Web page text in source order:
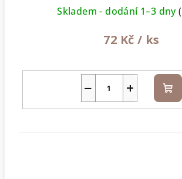
Skladem - dodání 1–3 dny
72 Kč / ks
+
− Do